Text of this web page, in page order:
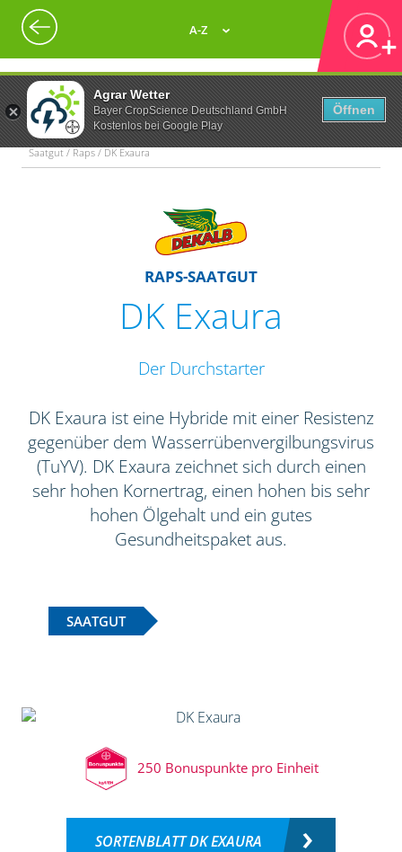
Agrar Wetter
Bayer CropScience Deutschland GmbH
Kostenlos bei Google Play
Öffnen
A-Z
Saatgut / Raps / DK Exaura
RAPS-SAATGUT
DK Exaura
Der Durchstarter
DK Exaura ist eine Hybride mit einer Resistenz
gegenüber dem Wasserrübenvergilbungsvirus
(TuYV). DK Exaura zeichnet sich durch einen
sehr hohen Kornertrag, einen hohen bis sehr
hohen Ölgehalt und ein gutes
Gesundheitspaket aus.
SAATGUT
250 Bonuspunkte pro Einheit
SORTENBLATT DK EXAURA